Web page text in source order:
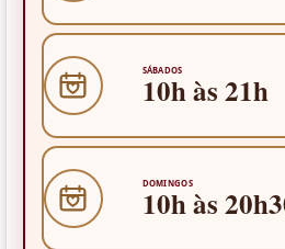
SÁBADOS
10hàs21h
DOMINGOS
10hàs